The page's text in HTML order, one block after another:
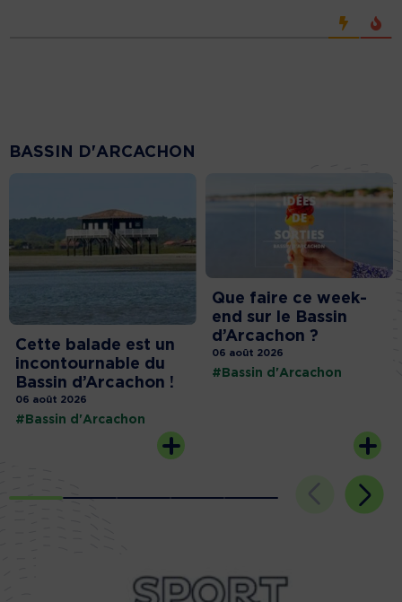
BASSIN D'ARCACHON
Cette balade est un
incontournable du
Bassin d’Arcachon !
06 août 2026
#Bassin d'Arcachon
Que faire ce week-
end sur le Bassin
d’Arcachon ?
06 août 2026
#Bassin d'Arcachon